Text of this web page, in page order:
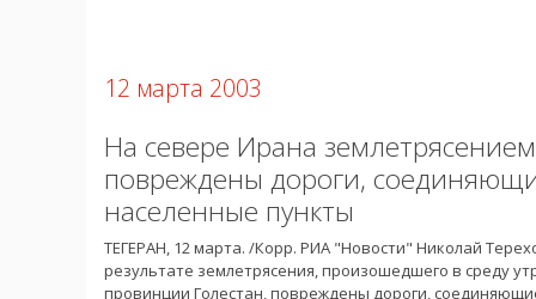
12 марта 2003
На севере Ирана землетрясением
повреждены дороги,
населенные пункты
ТЕГЕРАН, 12 марта. /Корр. РИА "Новости" Николай
результате землетрясения, произошедшего в среду
провинции Голестан, повреждены дороги,